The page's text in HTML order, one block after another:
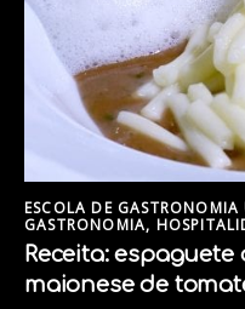
ESCOLA DE GASTRONOMIA
GASTRONOMIA,
Receita:
maionese de